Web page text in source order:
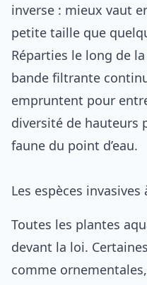
inverse : mieux vaut
petite taille que
Réparties le long de
bande filtrante
empruntent pour
diversité de hauteurs
faune du point d’eau.
Les espèces invasives
Toutes les plantes
devant la loi.
comme